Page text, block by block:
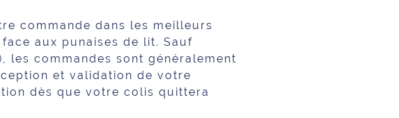
commande dans les meilleurs
aux punaises de lit. Sauf
commandes sont généralement
et validation de votre
dès que votre colis quittera